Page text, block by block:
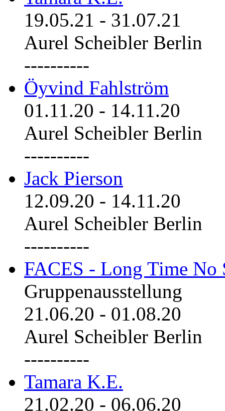
19.05.21 - 31.07.21
Aurel Scheibler Berlin
----------
Öyvind Fahlström
01.11.20 - 14.11.20
Aurel Scheibler Berlin
----------
Jack Pierson
12.09.20 - 14.11.20
Aurel Scheibler Berlin
----------
FACES - Long Time No
Gruppenausstellung
21.06.20 - 01.08.20
Aurel Scheibler Berlin
----------
Tamara K.E.
21.02.20 - 06.06.20